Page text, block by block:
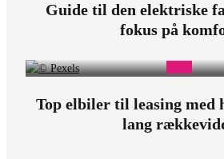
Guide til den elektriske
fokus på
Top elbiler til leasing med
lang